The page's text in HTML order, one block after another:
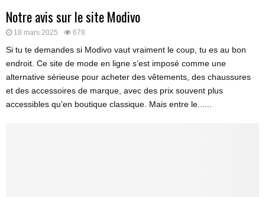
Notre avis sur le site Modivo
18 mars 2025 678
Si tu te demandes si Modivo vaut vraiment le coup, tu es au bon
endroit. Ce site de mode en ligne s’est imposé comme une
alternative sérieuse pour acheter des vêtements, des chaussures
et des accessoires de marque, avec des prix souvent plus
accessibles qu’en boutique classique. Mais entre le......